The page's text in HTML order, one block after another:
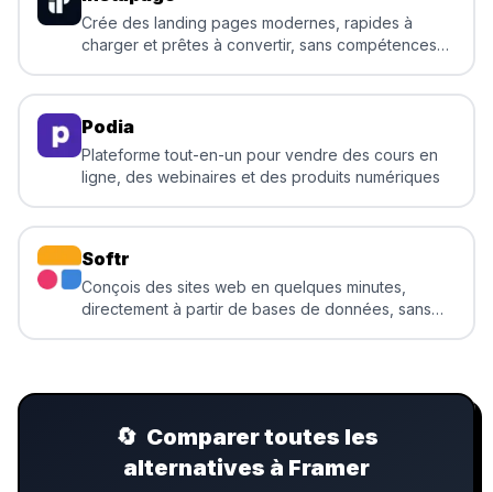
Crée des landing pages modernes, rapides à
charger et prêtes à convertir, sans compétences
Podia
Plateforme tout-en-un pour vendre des cours en
ligne, des webinaires et des produits numériques
Softr
Conçois des sites web en quelques minutes,
directement à partir de bases de données, sans
🔄 Comparer toutes les
alternatives à Framer